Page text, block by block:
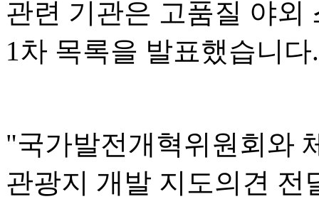
관련 기관은 고품질 야외
1차 목록을 발표했습니다.
"국가발전개혁위원회와
관광지 개발 지도의견 전